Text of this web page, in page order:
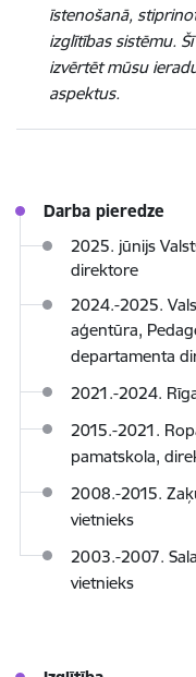
īstenošanā,
izglītības sistēmu.
izvērtēt mūsu
aspektus.
Darba pieredze
2025. jūnijs
direktore
2024.-2025.
aģentūra,
departamenta
2021.-2024.
2015.-2021.
pamatskola,
2008.-2015.
vietnieks
2003.-2007.
vietnieks